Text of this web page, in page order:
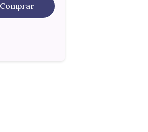
Comprar